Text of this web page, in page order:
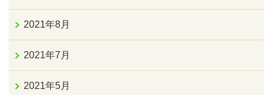
2021年8月
2021年7月
2021年5月